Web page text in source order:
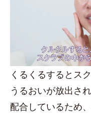
くるくるするとス
うるおいが放出さ
配合しているため